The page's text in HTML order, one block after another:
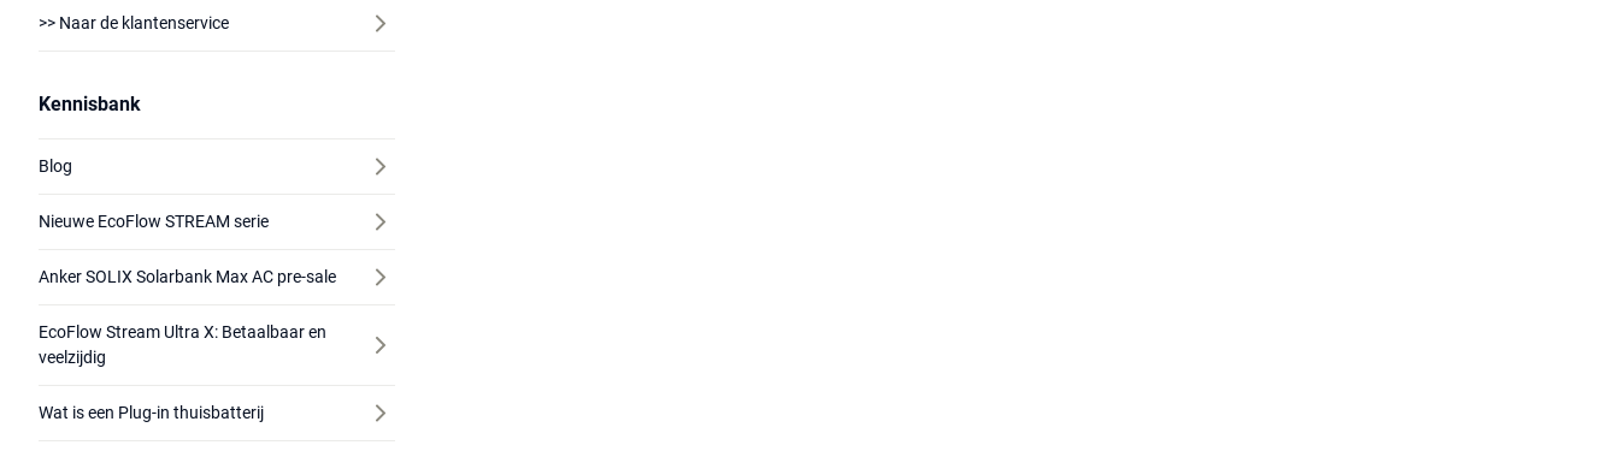
>> Naar de klantenservice
Kennisbank
Blog
Nieuwe EcoFlow STREAM serie
Anker SOLIX Solarbank Max AC pre-sale
EcoFlow Stream Ultra X: Betaalbaar en
veelzijdig
Wat is een Plug-in thuisbatterij